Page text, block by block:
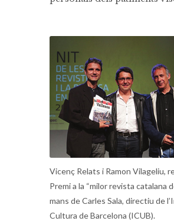
Vicenç Relats i Ramon Vilageliu,
Premi a la “milor revista catalana
mans de Carles Sala, directiu de
Cultura de Barcelona (ICUB).